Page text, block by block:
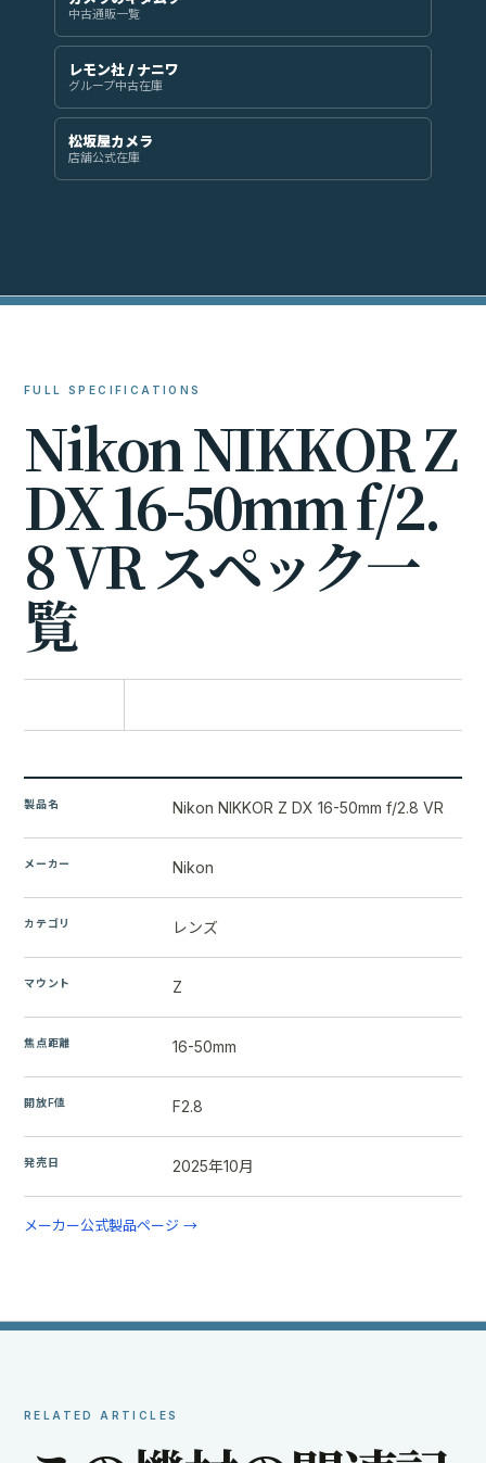
中古通販一覧
レモン社 / ナニワ
グループ中古在庫
松坂屋カメラ
店舗公式在庫
FULL SPECIFICATIONS
NikonNIKKORZ
DX16-50mmf/2.
8VRスペック一
覧
製品名 Nikon NIKKOR Z DX 16-50mm f/2.8 VR
メーカー Nikon
カテゴリ レンズ
マウント Z
焦点距離 16-50mm
開放F値 F2.8
発売日 2025年10月
メーカー公式製品ページ →
RELATED ARTICLES